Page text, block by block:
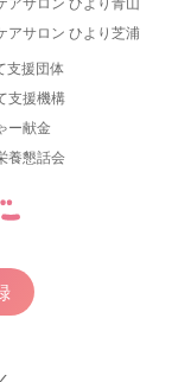
アサロン ひより芝浦
支援団体
支援機構
ー献金
養懇話会